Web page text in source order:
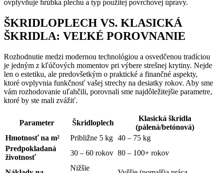
ovplyvňuje hrúbka plechu a typ použitej povrchovej úpravy.
ŠKRIDLOPLECH VS. KLASICKÁ
ŠKRIDLA: VEĽKÉ POROVNANIE
Rozhodnutie medzi modernou technológiou a osvedčenou tradíciou
je jedným z kľúčových momentov pri výbere strešnej krytiny. Nejde
len o estetiku, ale predovšetkým o praktické a finančné aspekty,
ktoré ovplyvnia funkčnosť vašej strechy na desiatky rokov. Aby sme
vám rozhodovanie uľahčili, porovnali sme najdôležitejšie parametre,
ktoré by ste mali zvážiť.
Parameter Škridloplech
Klasická škridla
(pálená/betónová)
Hmotnosť na m²
Približne 5 kg 40 – 75 kg
Predpokladaná
životnosť
30 – 60 rokov 80 – 100+ rokov
Nižšie